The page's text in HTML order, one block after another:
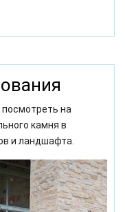
на
камня в
и ландшафта.